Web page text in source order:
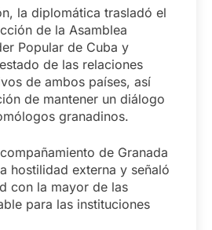
la diplomática trasladó el
de la Asamblea
Popular de Cuba y
de las relaciones
de ambos países, así
de mantener un diálogo
granadinos.
de Granada
hostilidad externa y señaló
con la mayor de las
para las instituciones